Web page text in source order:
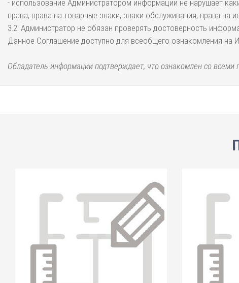
- использование Администратором информации не нарушает
права, права на товарные знаки, знаки обслуживания, права
3.2. Администратор не обязан проверять достоверность
Данное Соглашение доступно для всеобщего ознакомления на
Обладатель информации подтверждает, что ознакомлен со